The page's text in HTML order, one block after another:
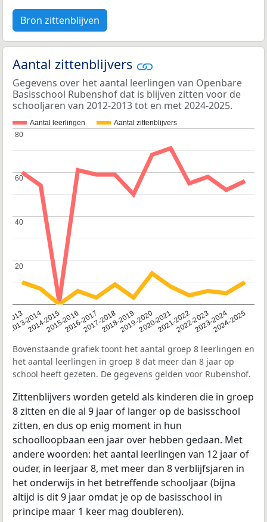
Bron zittenblijven
Aantal zittenblijvers
Gegevens over het aantal leerlingen van Openbare
Basisschool Rubenshof dat is blijven zitten voor de
schooljaren van 2012-2013 tot en met 2024-2025.
Aantal leerlingen Aantal zittenblijvers
2013
2013-2014
2014-20152015-20162016-20172017-20182018-20192019-20202020-20212021-20222022-20232023-20242024-2025
20
20
40
40
60
60
80
80
Bovenstaande grafiek toont het aantal groep 8 leerlingen en
het aantal leerlingen in groep 8 dat meer dan 8 jaar op
school heeft gezeten. De gegevens gelden voor Rubenshof.
Zittenblijvers worden geteld als kinderen die in groep
8 zitten en die al 9 jaar of langer op de basisschool
zitten, en dus op enig moment in hun
schoolloopbaan een jaar over hebben gedaan. Met
andere woorden: het aantal leerlingen van 12 jaar of
ouder, in leerjaar 8, met meer dan 8 verblijfsjaren in
het onderwijs in het betreffende schooljaar (bijna
altijd is dit 9 jaar omdat je op de basisschool in
principe maar 1 keer mag doubleren).